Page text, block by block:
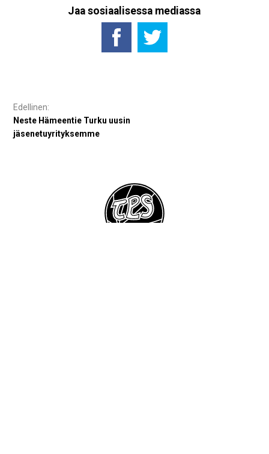
Jaa sosiaalisessa mediassa
Artikkelien
selaus
Neste Hämeentie Turku uusin
jäsenetuyrityksemme